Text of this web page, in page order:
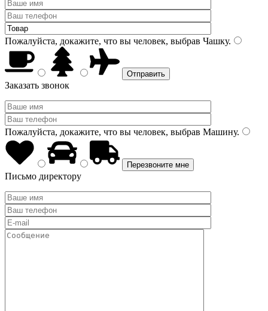
Пожалуйста, докажите, что вы человек, выбрав Чашку.
Заказать звонок
Пожалуйста, докажите, что вы человек, выбрав Машину.
Письмо директору